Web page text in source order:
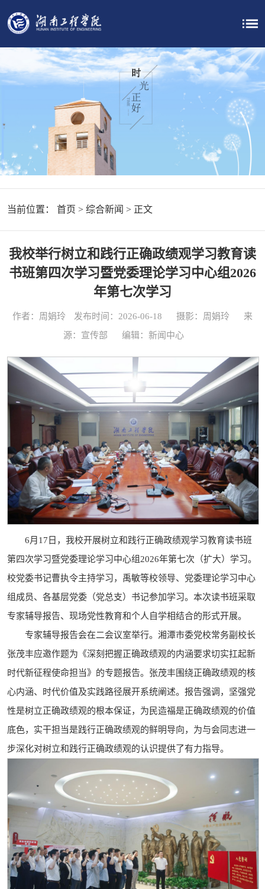
当前位置： 首页 > 综合新闻 > 正文
我校举行树立和践行正确政绩观学习教育读
书班第四次学习暨党委理论学习中心组2026
年第七次学习
作者：周娟玲 发布时间：2026-06-18 摄影：周娟玲
来
源：宣传部
编辑：新闻中心
6月17日，我校开展树立和践行正确政绩观学习教育读书班
第四次学习暨党委理论学习中心组2026年第七次（扩大）学习。
校党委书记曹执令主持学习，禹敏等校领导、党委理论学习中心
组成员、各基层党委（党总支）书记参加学习。本次读书班采取
专家辅导报告、现场党性教育和个人自学相结合的形式开展。
专家辅导报告会在二会议室举行。湘潭市委党校常务副校长
张茂丰应邀作题为《深刻把握正确政绩观的内涵要求切实扛起新
时代新征程使命担当》的专题报告。张茂丰围绕正确政绩观的核
心内涵、时代价值及实践路径展开系统阐述。报告强调，坚强党
性是树立正确政绩观的根本保证，为民造福是正确政绩观的价值
底色，实干担当是践行正确政绩观的鲜明导向，为与会同志进一
步深化对树立和践行正确政绩观的认识提供了有力指导。